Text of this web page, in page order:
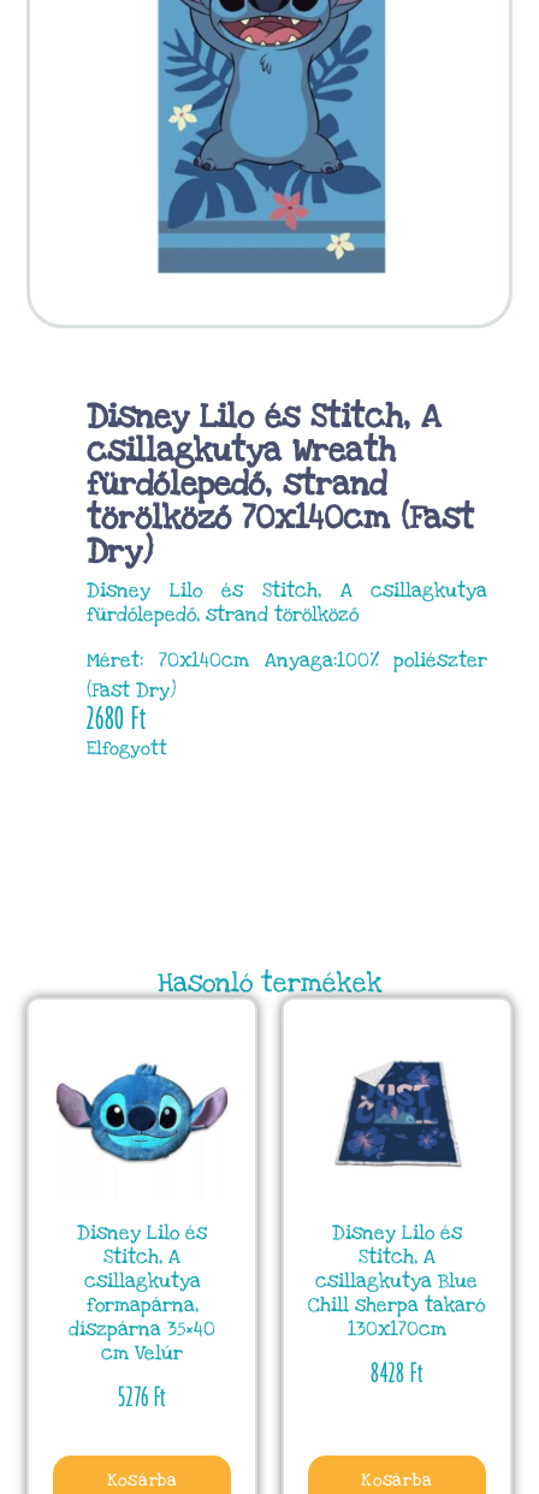
Disney Lilo és Stitch, A
csillagkutya Wreath
fürdőlepedő, strand
törölköző 70x140cm (Fast
Dry)
Disney Lilo és Stitch, A csillagkutya
fürdőlepedő, strand törölköző
Méret: 70x140cm Anyaga:100% poliészter
(Fast Dry)
2680Ft
Elfogyott
Hasonló termékek
Disney Lilo és
Stitch, A
csillagkutya
formapárna,
díszpárna 35×40
cm Velúr
5276Ft
Kosárba
Disney Lilo és
Stitch, A
csillagkutya Blue
Chill sherpa takaró
130x170cm
8428Ft
Kosárba